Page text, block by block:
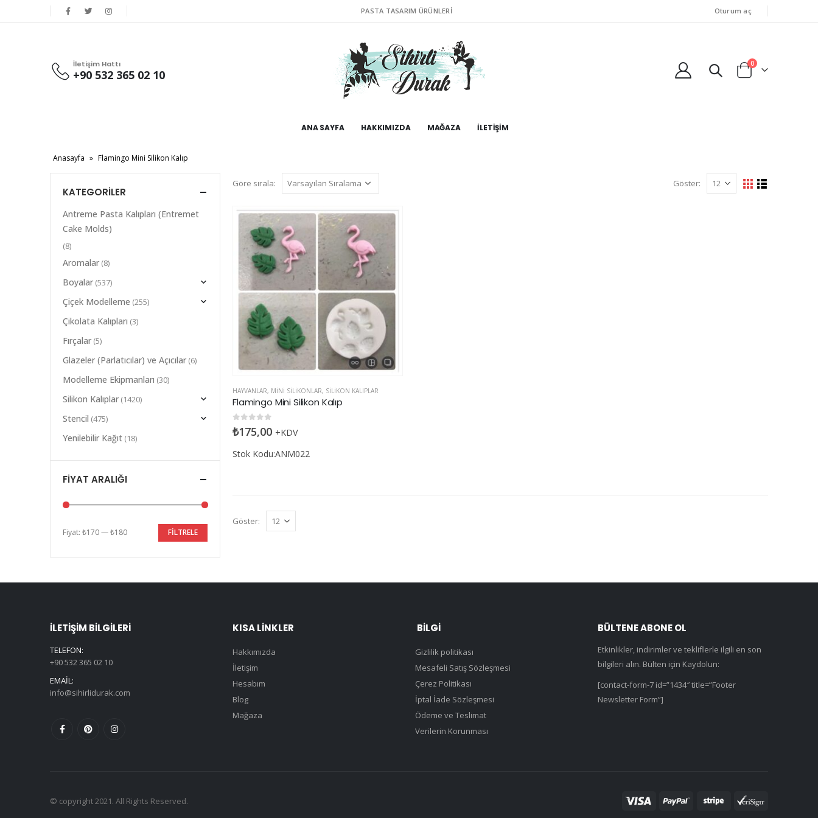
PASTA TASARIM ÜRÜNLERI Oturum aç
İletişim Hattı
+90 532 365 02 10
0
ANA SAYFA HAKKIMIZDA MAĞAZA İLETIŞIM
Anasayfa » Flamingo Mini Silikon Kalıp
Göre sırala: Göster:
HAYVANLAR, MINI SILIKONLAR, SILIKON KALIPLAR
Flamingo Mini Silikon Kalıp
0
₺175,00 +KDV
Stok Kodu:ANM022
Göster:
KATEGORILER
Antreme Pasta Kalıpları (Entremet
Cake Molds)
(8)
Aromalar (8)
Boyalar (537)
Çiçek Modelleme (255)
Çikolata Kalıpları (3)
Fırçalar (5)
Glazeler (Parlatıcılar) ve Açıcılar (6)
Modelleme Ekipmanları (30)
Silikon Kalıplar (1420)
Stencil (475)
Yenilebilir Kağıt (18)
FIYAT ARALIĞI
FILTRELE
Fiyat: ₺170—₺180
İLETIŞIM BILGILERI
TELEFON:
+90 532 365 02 10
EMAIL:
info@sihirlidurak.com
KISA LINKLER
Hakkımızda
İletişim
Hesabım
Blog
Mağaza
BILGI
Gizlilik politikası
Mesafeli Satış Sözleşmesi
Çerez Politikası
İptal İade Sözleşmesi
Ödeme ve Teslimat
Verilerin Korunması
BÜLTENE ABONE OL
Etkinlikler, indirimler ve tekliflerle ilgili en son
bilgileri alın. Bülten için Kaydolun:
[contact-form-7 id=”1434″ title=”Footer
Newsletter Form”]
© copyright 2021. All Rights Reserved.